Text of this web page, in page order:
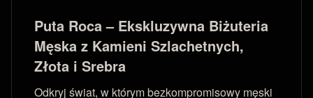
Puta Roca – Ekskluzywna Biżuteria
Męska z Kamieni Szlachetnych,
Złota i Srebra
Odkryj świat, w którym bezkompromisowy męski